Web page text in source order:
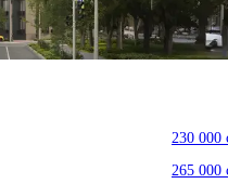
230 000
265 000